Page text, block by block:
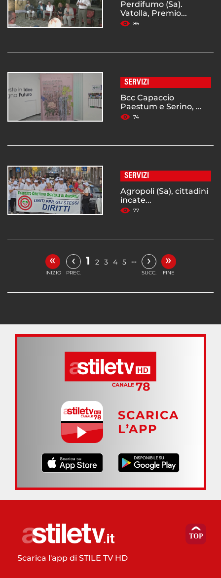
Perdifumo (Sa).
Vatolla, Premio...
86
SERVIZI
Bcc Capaccio
Paestum e Serino, ...
74
SERVIZI
Agropoli (Sa), cittadini
incate...
77
«
INIZIO
‹
PREC.
1 2 3 4 5 … ›
SUCC.
»
FINE
SCARICA
L’APP
Scarica l'app di STILE TV HD